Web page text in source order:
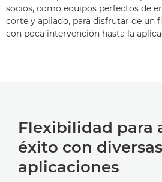
socios, como equipos perfectos de
corte y apilado, para disfrutar de un
con poca intervención hasta la
Flexibilidad para
éxito con diversas
aplicaciones